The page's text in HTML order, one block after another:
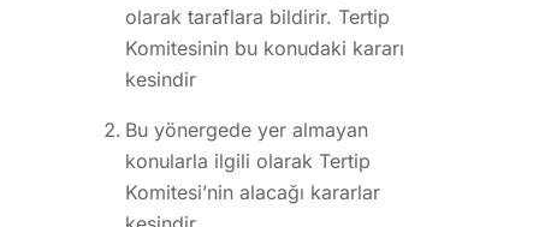
olarak taraflara bildirir. Tertip
Komitesinin bu konudaki kararı
kesindir
Bu yönergede yer almayan
konularla ilgili olarak Tertip
Komitesi’nin alacağı kararlar